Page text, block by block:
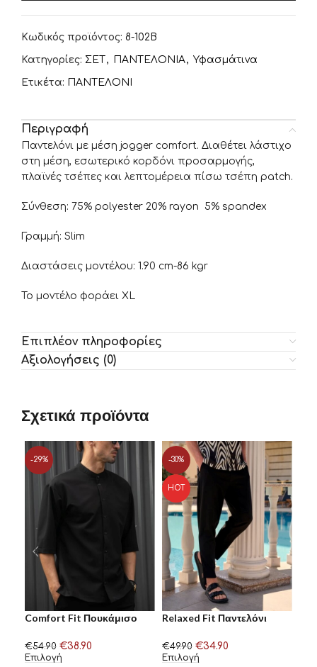
Κωδικός προϊόντος: 8-102B
Κατηγορίες: ΣΕΤ , ΠΑΝΤΕΛΟΝΙΑ, Υφασμάτινα
Ετικέτα: ΠΑΝΤΕΛΟΝΙ
Περιγραφή
Παντελόνι με μέση jogger comfort. Διαθέτει λάστιχο
στη μέση, εσωτερικό κορδόνι προσαρμογής,
πλαϊνές τσέπες και λεπτομέρεια πίσω τσέπη patch.
Σύνθεση: 75% polyester 20% rayon 5% spandex
Γραμμή: Slim
Διαστάσεις μοντέλου: 1.90 cm-86 kgr
Το μοντέλο φοράει XL
Επιπλέον πληροφορίες
Αξιολογήσεις (0)
Σχετικά προϊόντα
-29%
Comfort Fit Πουκάμισο
€54.90 €38.90
Επιλογή
-30%
HOT
Relaxed Fit Παντελόνι
€49.90 €34.90
Επιλογή